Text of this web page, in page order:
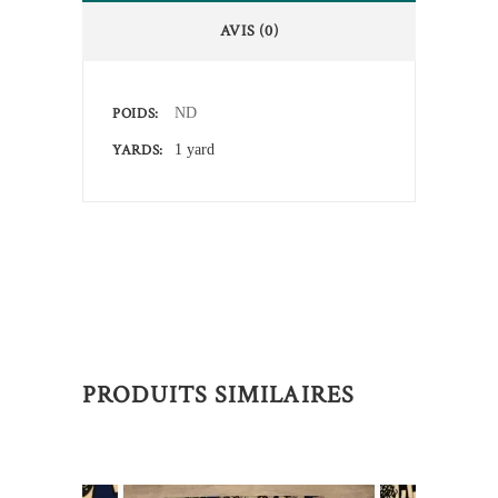
AVIS (0)
POIDS ND
YARDS 1 yard
PRODUITS SIMILAIRES